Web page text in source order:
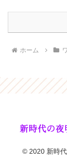
ホーム
© 2020 新時